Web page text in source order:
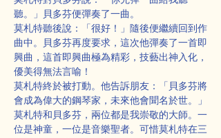
聽。」貝多芬便彈奏了一曲。
莫札特聽後說：「很好！」隨後便繼續回到作
曲中。貝多芬再度要求，這次他彈奏了一首即
興曲，這首即興曲極為精彩，技藝出神入化，
優美得無法言喻！
莫札特終於被打動。他告訴朋友：「貝多芬將
會成為偉大的鋼琴家，未來他會聞名於世。」
莫札特和貝多芬，兩位都是我崇敬的大師。一
位是神童，一位是音樂聖者。可惜莫札特在三